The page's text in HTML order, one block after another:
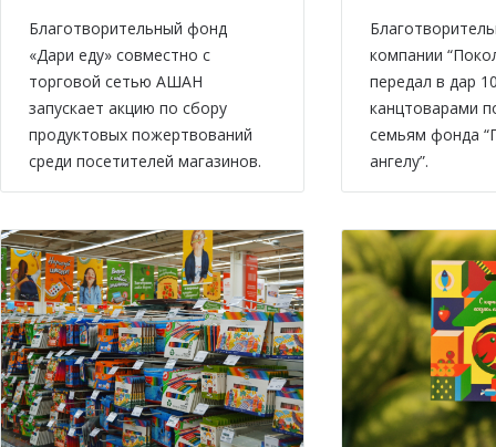
Благотворительный фонд
«Дари еду» совместно с
торговой сетью АШАН
запускает акцию по сбору
продуктовых пожертвований
среди посетителей магазинов.
компании
передал в дар
канцтоварами
семьям фонда
ангелу”.